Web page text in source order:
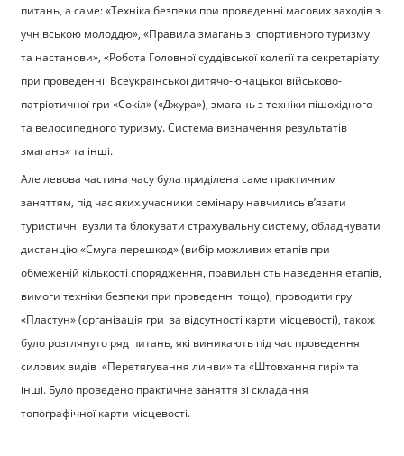
питань, а саме: «Техніка безпеки при проведенні масових заходів з
учнівською молоддю», «Правила змагань зі спортивного туризму
та настанови», «Робота Головної суддівської колегії та секретаріату
при проведенні Всеукраїнської дитячо-юнацької військово-
патріотичної гри «Сокіл» («Джура»), змагань з техніки пішохідного
та велосипедного туризму. Система визначення результатів
змагань» та інші.
Але левова частина часу була приділена саме практичним
заняттям, під час яких учасники семінару навчились в’язати
туристичні вузли та блокувати страхувальну систему, обладнувати
дистанцію «Смуга перешкод» (вибір можливих етапів при
обмеженій кількості спорядження, правильність наведення етапів,
вимоги техніки безпеки при проведенні тощо), проводити гру
«Пластун» (організація гри за відсутності карти місцевості), також
було розглянуто ряд питань, які виникають під час проведення
силових видів «Перетягування линви» та «Штовхання гирі» та
інші. Було проведено практичне заняття зі складання
топографічної карти місцевості.